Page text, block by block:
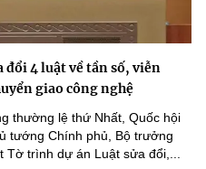
đổi 4 luật về tần số, viễn
giao công nghệ
thường lệ thứ Nhất, Quốc hội
tướng Chính phủ, Bộ trưởng
trình dự án Luật sửa đổi,...